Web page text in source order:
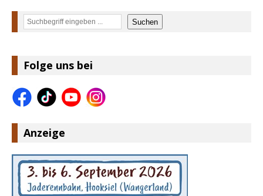
Suchen Suchen
Folge uns bei
Anzeige